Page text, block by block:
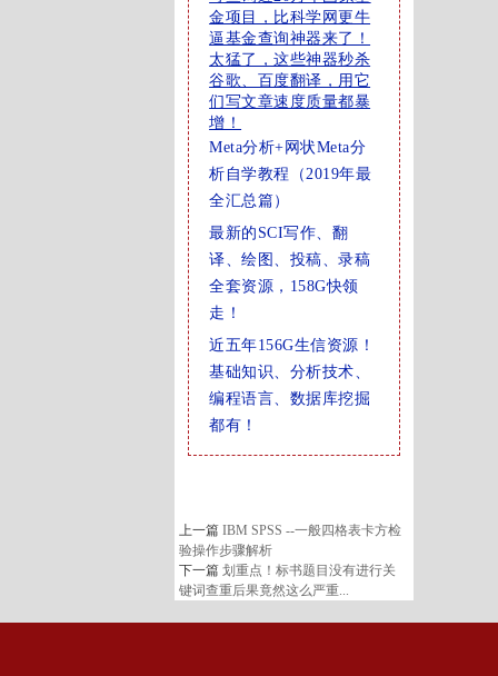
金项目，比科学网更牛
逼基金查询神器来了！
太猛了，这些神器秒杀
谷歌、百度翻译，用它
们写文章速度质量都暴
增！
Meta分析+网状Meta分
析自学教程（2019年最
全汇总篇）
最新的SCI写作、翻
译、绘图、投稿、录稿
全套资源，158G快领
走！
近五年156G生信资源！
基础知识、分析技术、
编程语言、数据库挖掘
都有！
上一篇IBM SPSS --一般四格表卡方检
验操作步骤解析
下一篇划重点！标书题目没有进行关
键词查重后果竟然这么严重...